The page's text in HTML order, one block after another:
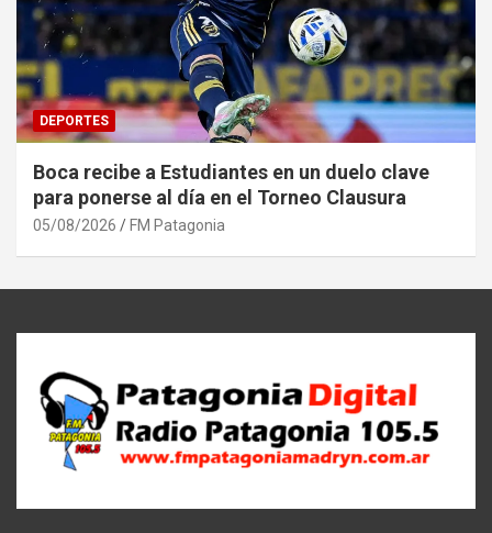
DEPORTES
Boca recibe a Estudiantes en un duelo clave
para ponerse al día en el Torneo Clausura
05/08/2026 FM Patagonia